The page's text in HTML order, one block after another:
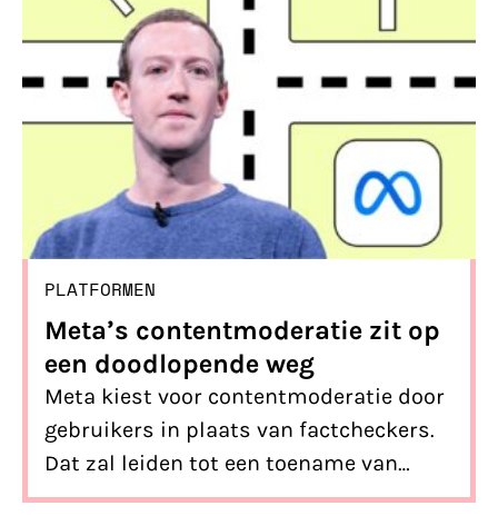
PLATFORMEN
Meta’s contentmoderatie zit op
een doodlopende weg
Meta kiest voor contentmoderatie door
gebruikers in plaats van factcheckers.
Dat zal leiden tot een toename van
onwaarheden en haat in onze online en